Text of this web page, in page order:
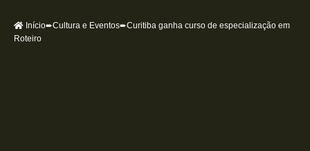
Início➨Cultura e Eventos➨Curitiba ganha curso de especialização em
Roteiro